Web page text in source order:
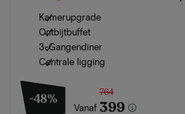
Kamerupgrade
Ontbijtbuffet
3-Gangendiner
Centrale ligging
-48%
Vanaf
764
399